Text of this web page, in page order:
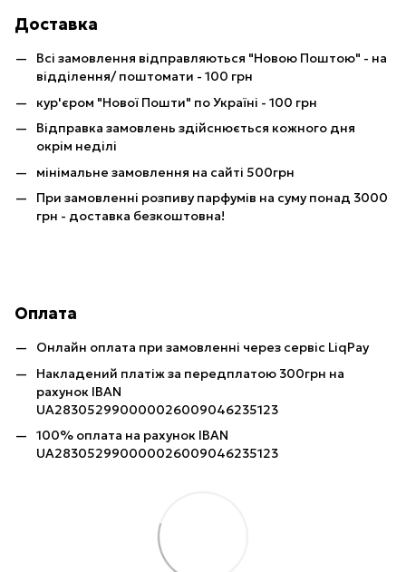
Доставка
Всі замовлення відправляються "Новою Поштою" - на
відділення/ поштомати - 100 грн
кур'єром "Нової Пошти" по Україні - 100 грн
Відправка замовлень здійснюється кожного дня
окрім неділі
мінімальне замовлення на сайті 500грн
При замовленні розпиву парфумів на суму понад 3000
грн - доставка безкоштовна!
Оплата
Онлайн оплата при замовленні через сервіс LiqPay
Накладений платіж за передплатою 300грн на
рахунок IBAN
UA283052990000026009046235123
100% оплата на рахунок IBAN
UA283052990000026009046235123